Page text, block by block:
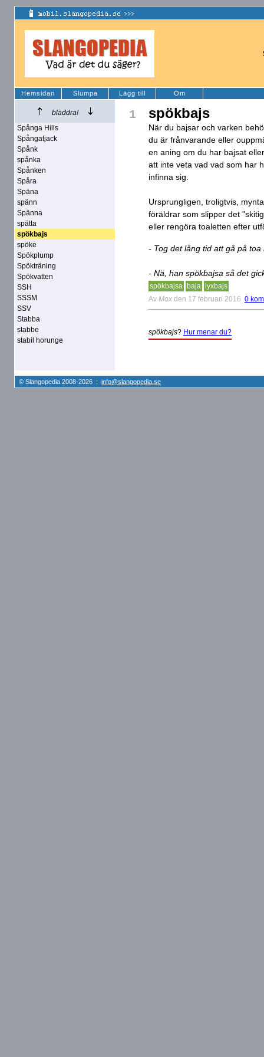
Hemsidan Slumpa Lägg till Om
bläddra!
Spånga Hills
Spångatjack
Spånk
spånka
Spånken
Spåra
Späna
spänn
Spänna
spätta
spökbajs
spöke
Spökplump
Spökträning
Spökvatten
SSH
SSSM
SSV
Stabba
stabbe
stabil horunge
1 spökbajs
När du bajsar och varken
du är frånvarande eller
en aning om du har bajsat
att inte veta vad vad som har
infinna sig.
Ursprungligen, troligtvis,
föräldrar som slipper det
eller rengöra toaletten efter
- Tog det lång tid att gå på toa
- Nä, han spökbajsa så det
spökbajsa baja
lyxbajs
Av Mox den 17 februari 2016 0
spökbajs? Hur menar du?
© Slangopedia 2008-2026 : info@slangopedia.se